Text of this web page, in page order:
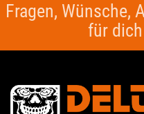
Fragen, Wünsche,
für